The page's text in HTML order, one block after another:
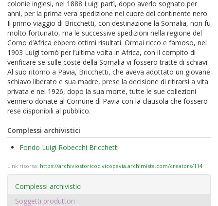
colonie inglesi, nel 1888 Luigi partì, dopo averlo sognato per
anni, per la prima vera spedizione nel cuore del continente nero.
Il primo viaggio di Bricchetti, con destinazione la Somalia, non fu
molto fortunato, ma le successive spedizioni nella regione del
Corno d’Africa ebbero ottimi risultati. Ormai ricco e famoso, nel
1903 Luigi tornò per l’ultima volta in Africa, con il compito di
verificare se sulle coste della Somalia vi fossero tratte di schiavi.
Al suo ritorno a Pavia, Bricchetti, che aveva adottato un giovane
schiavo liberato e sua madre, prese la decisione di ritirarsi a vita
privata e nel 1926, dopo la sua morte, tutte le sue collezioni
vennero donate al Comune di Pavia con la clausola che fossero
rese disponibili al pubblico.
Complessi archivistici
Fondo Luigi Robecchi Bricchetti
Link risorsa: https://archiviostoricocivicopavia.archimista.com/creators/114
Complessi archivistici
Soggetti produttori